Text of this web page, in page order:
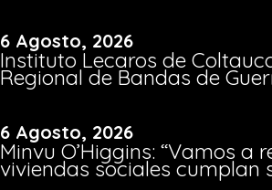
6 Agosto, 2026
Instituto Lecaros de
Regional de Bandas de
6 Agosto, 2026
Minvu O’Higgins: “Vamos a
viviendas sociales cumplan